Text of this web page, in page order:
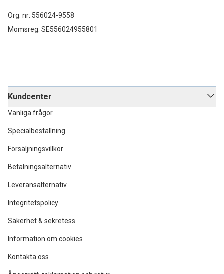
Org. nr: 556024-9558
Momsreg: SE556024955801
Kundcenter
Vanliga frågor
Specialbeställning
Försäljningsvillkor
Betalningsalternativ
Leveransalternativ
Integritetspolicy
Säkerhet & sekretess
Information om cookies
Kontakta oss